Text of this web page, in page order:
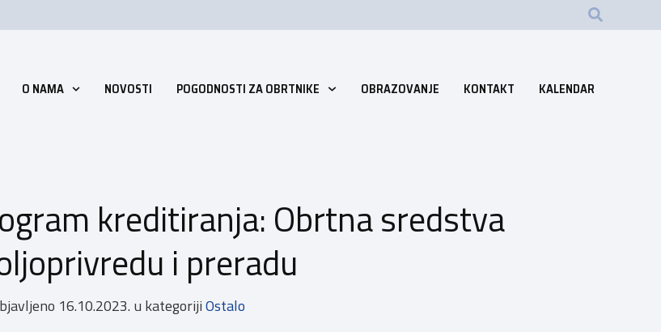
O NAMA NOVOSTI POGODNOSTI ZA OBRTNIKE OBRAZOVANJE KONTAKT KALENDAR
kreditiranja: Obrtna sredstva
i preradu
16.10.2023. u kategorijiOstalo